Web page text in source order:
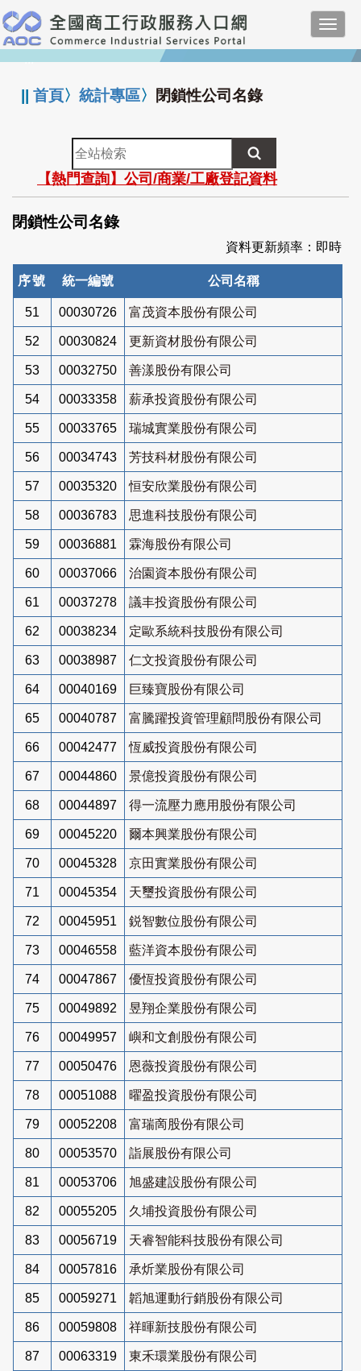
跳
到
主
要
:::
||首頁〉統計專區〉 閉鎖性公司名錄
全
站
檢
索
【熱門查詢】公司/商業/工廠登記資料
閉鎖性公司名錄
資料更新頻率：即時
序號 統一編號 公司名稱
51 00030726 富茂資本股份有限公司
52 00030824 更新資材股份有限公司
53 00032750 善漾股份有限公司
54 00033358 薪承投資股份有限公司
55 00033765 瑞城實業股份有限公司
56 00034743 芳技科材股份有限公司
57 00035320 恒安欣業股份有限公司
58 00036783 思進科技股份有限公司
59 00036881 霖海股份有限公司
60 00037066 治園資本股份有限公司
61 00037278 議丰投資股份有限公司
62 00038234 定歐系統科技股份有限公司
63 00038987 仁文投資股份有限公司
64 00040169 巨臻寶股份有限公司
65 00040787 富騰躍投資管理顧問股份有限公司
66 00042477 恆威投資股份有限公司
67 00044860 景億投資股份有限公司
68 00044897 得一流壓力應用股份有限公司
69 00045220 爾本興業股份有限公司
70 00045328 京田實業股份有限公司
71 00045354 天璽投資股份有限公司
72 00045951 鋭智數位股份有限公司
73 00046558 藍洋資本股份有限公司
74 00047867 優恆投資股份有限公司
75 00049892 昱翔企業股份有限公司
76 00049957 嶼和文創股份有限公司
77 00050476 恩薇投資股份有限公司
78 00051088 曜盈投資股份有限公司
79 00052208 富瑞啇股份有限公司
80 00053570 詣展股份有限公司
81 00053706 旭盛建設股份有限公司
82 00055205 久埔投資股份有限公司
83 00056719 天睿智能科技股份有限公司
84 00057816 承炘業股份有限公司
85 00059271 韜旭運動行銷股份有限公司
86 00059808 祥暉新技股份有限公司
87 00063319 東禾環業股份有限公司